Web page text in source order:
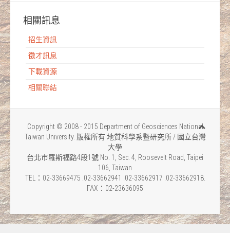
相關訊息
招生資訊
徵才訊息
下載資源
相關聯結
Copyright © 2008 - 2015 Department of Geosciences National
Taiwan University. 版權所有 地質科學系暨研究所 / 國立台灣
大學
台北市羅斯福路4段1號 No. 1, Sec. 4, Roosevelt Road, Taipei
106, Taiwan
TEL：02-33669475 .02-33662941 .02-33662917 .02-33662918.
FAX：02-23636095